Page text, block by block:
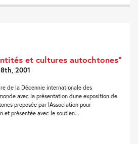
et cultures autochtones”
2001
de la Décennie internationale des
avec la présentation dune exposition de
proposée par lAssociation pour
et présentée avec le soutien...